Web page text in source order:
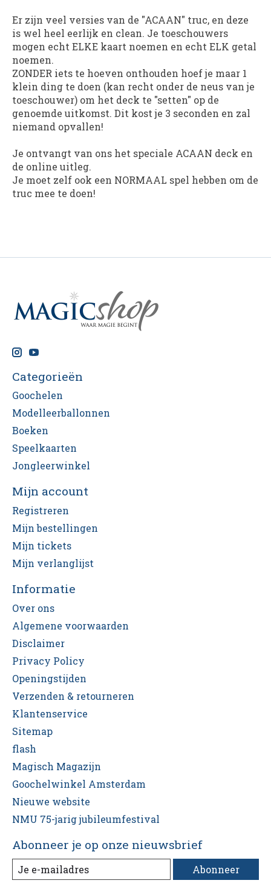
Er zijn veel versies van de "ACAAN" truc, en deze
is wel heel eerlijk en clean. Je toeschouwers
mogen echt ELKE kaart noemen en echt ELK getal
noemen.
ZONDER iets te hoeven onthouden hoef je maar 1
klein ding te doen (kan recht onder de neus van je
toeschouwer) om het deck te "setten" op de
genoemde uitkomst. Dit kost je 3 seconden en zal
niemand opvallen!
Je ontvangt van ons het speciale ACAAN deck en
de online uitleg.
Je moet zelf ook een NORMAAL spel hebben om de
truc mee te doen!
Categorieën
Goochelen
Modelleerballonnen
Boeken
Speelkaarten
Jongleerwinkel
Mijn account
Registreren
Mijn bestellingen
Mijn tickets
Mijn verlanglijst
Informatie
Over ons
Algemene voorwaarden
Disclaimer
Privacy Policy
Openingstijden
Verzenden & retourneren
Klantenservice
Sitemap
flash
Magisch Magazijn
Goochelwinkel Amsterdam
Nieuwe website
NMU 75-jarig jubileumfestival
Abonneer je op onze nieuwsbrief
Abonneer